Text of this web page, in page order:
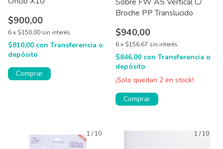
$900,00
6x $150,00 sin interés
$810,00 con Transferencia o
depósito
Comprar
Broche PP Translucido
$940,00
6x $156,67 sin interés
$846,00 con Transferencia o
depósito
¡Solo quedan 2 en stock!
Comprar
1 /10 1 /10